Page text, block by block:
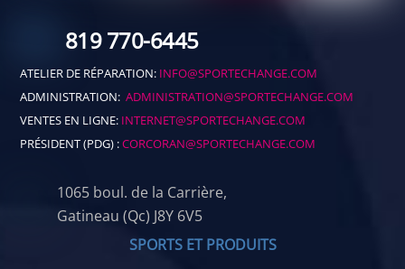
819 770-6445
ATELIER DE RÉPARATION: INFO@SPORTECHANGE.COM
ADMINISTRATION:ADMINISTRATION@SPORTECHANGE.COM
VENTES EN LIGNE: INTERNET@SPORTECHANGE.COM
PRÉSIDENT (PDG) :CORCORAN@SPORTECHANGE.COM
1065 boul. de la Carrière,
Gatineau (Qc) J8Y 6V5
SPORTS ET PRODUITS